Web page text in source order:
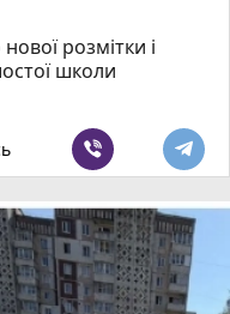
розмітки і
школи